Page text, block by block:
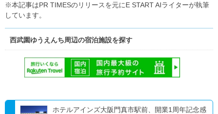
※本記事はPR TIMESのリリースを元にE START AIライターが執筆
しています。
西武園ゆうえんち周辺の宿泊施設を探す
ホテルアインズ大阪門真市駅前、開業1周年記念感